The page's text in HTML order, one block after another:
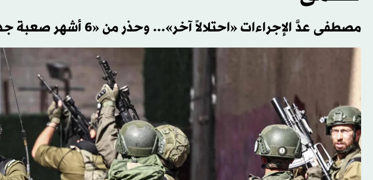
مصطفى عدَّ الإجراءات «احتلالاً آخر»... وحذر من «6 أشهر صعبة جداً»